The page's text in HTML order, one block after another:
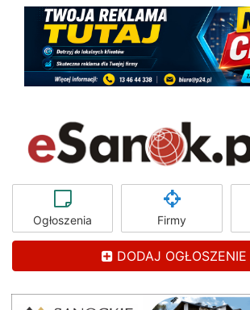
Ogłoszenia Firmy
DODAJ OGŁOSZENIE